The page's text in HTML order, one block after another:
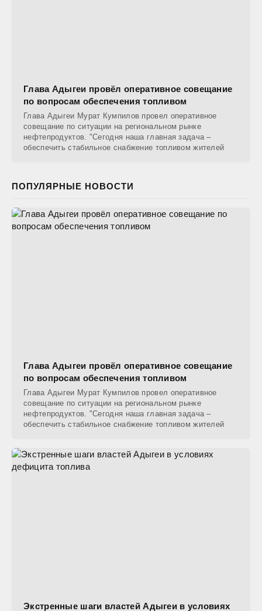
Глава Адыгеи провёл оперативное совещание
по вопросам обеспечения топливом
Глава Адыгеи Мурат Кумпилов провел оперативное
совещание по ситуации на региональном рынке
нефтепродуктов. "Сегодня наша главная задача –
обеспечить стабильное снабжение топливом жителей
ПОПУЛЯРНЫЕ НОВОСТИ
Глава Адыгеи провёл оперативное совещание
по вопросам обеспечения топливом
Глава Адыгеи Мурат Кумпилов провел оперативное
совещание по ситуации на региональном рынке
нефтепродуктов. "Сегодня наша главная задача –
обеспечить стабильное снабжение топливом жителей
Экстренные шаги властей Адыгеи в условиях